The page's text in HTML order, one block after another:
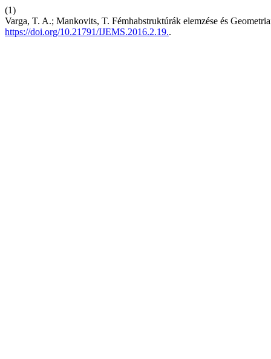
(1)
Varga, T. A.; Mankovits, T. Fémhabstruktúrák elemzése és
https://doi.org/10.21791/IJEMS.2016.2.19..